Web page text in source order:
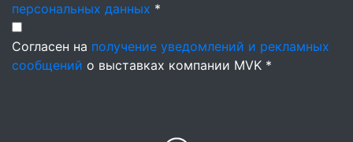
персональных данных *
Согласен на получение уведомлений и рекламных
сообщений о выставках компании MVK *